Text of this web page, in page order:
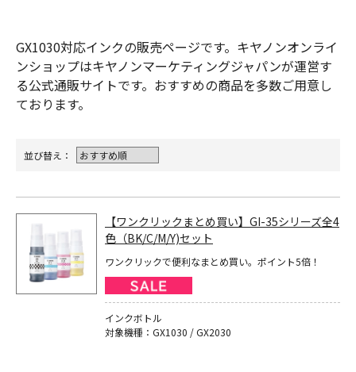
GX1030対応インクの販売ページです。キヤノンオンライ
ンショップはキヤノンマーケティングジャパンが運営す
る公式通販サイトです。おすすめの商品を多数ご用意し
ております。
並び替え：
【ワンクリックまとめ買い】GI-35シリーズ全4
色（BK/C/M/Y)セット
ワンクリックで便利なまとめ買い。ポイント5倍！
インクボトル
対象機種：GX1030 / GX2030